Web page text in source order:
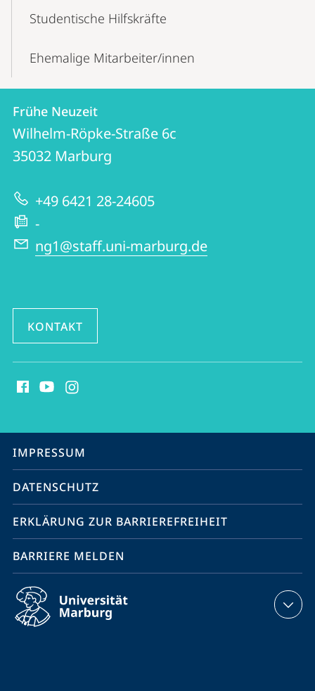
Studentische Hilfskräfte
Ehemalige Mitarbeiter/innen
Kontakt
und
Informationen
zur
Website
Kontaktinformationen
Frühe
Neuzeit
Frühe Neuzeit
Wilhelm-Röpke-Straße 6c
35032 Marburg
+49 6421 28-24605
-
ng1@staff.uni-marburg.de
KONTAKT
Media
Service-
Navigation
IMPRESSUM
DATENSCHUTZ
ERKLÄRUNG ZUR BARRIEREFREIHEIT
BARRIERE MELDEN